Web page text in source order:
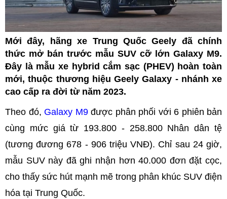
Mới đây, hãng xe Trung Quốc Geely đã chính
thức mở bán trước mẫu SUV cỡ lớn Galaxy M9.
Đây là mẫu xe hybrid cắm sạc (PHEV) hoàn toàn
mới, thuộc thương hiệu Geely Galaxy - nhánh xe
cao cấp ra đời từ năm 2023.
Theo đó, Galaxy M9được phân phối với 6 phiên bản
cùng mức giá từ 193.800 - 258.800 Nhân dân tệ
(tương đương 678 - 906 triệu VNĐ). Chỉ sau 24 giờ,
mẫu SUV này đã ghi nhận hơn 40.000 đơn đặt cọc,
cho thấy sức hút mạnh mẽ trong phân khúc SUV điện
hóa tại Trung Quốc.